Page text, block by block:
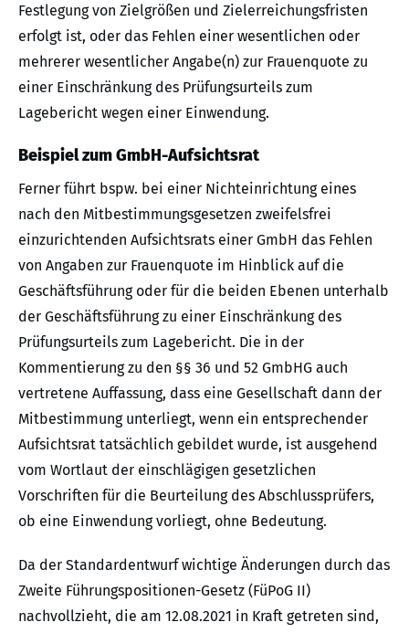
Festlegung von Zielgrößen und Zielerreichungsfristen
erfolgt ist, oder das Fehlen einer wesentlichen oder
mehrerer wesentlicher Angabe(n) zur Frauenquote zu
einer Einschränkung des Prüfungsurteils zum
Lagebericht wegen einer Einwendung.
Beispiel zum GmbH-Aufsichtsrat
Ferner führt bspw. bei einer Nichteinrichtung eines
nach den Mitbestimmungsgesetzen zweifelsfrei
einzurichtenden Aufsichtsrats einer GmbH das Fehlen
von Angaben zur Frauenquote im Hinblick auf die
Geschäftsführung oder für die beiden Ebenen unterhalb
der Geschäftsführung zu einer Einschränkung des
Prüfungsurteils zum Lagebericht. Die in der
Kommentierung zu den §§ 36 und 52 GmbHG auch
vertretene Auffassung, dass eine Gesellschaft dann der
Mitbestimmung unterliegt, wenn ein entsprechender
Aufsichtsrat tatsächlich gebildet wurde, ist ausgehend
vom Wortlaut der einschlägigen gesetzlichen
Vorschriften für die Beurteilung des Abschlussprüfers,
ob eine Einwendung vorliegt, ohne Bedeutung.
Da der Standardentwurf wichtige Änderungen durch das
Zweite Führungspositionen-Gesetz (FüPoG II)
nachvollzieht, die am 12.08.2021 in Kraft getreten sind,